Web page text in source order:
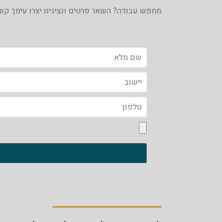
מחפש עבודה? השאר פרטים ונציגינו יצרו עימך